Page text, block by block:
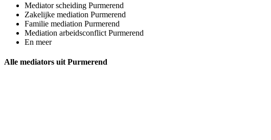
Mediator scheiding Purmerend
Zakelijke mediation Purmerend
Familie mediation Purmerend
Mediation arbeidsconflict Purmerend
En meer
Alle mediators uit Purmerend